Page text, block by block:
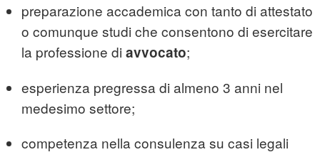
preparazione accademica con tanto di attestato
o comunque studi che consentono di esercitare
la professione di avvocato;
esperienza pregressa di almeno 3 anni nel
medesimo settore;
competenza nella consulenza su casi legali